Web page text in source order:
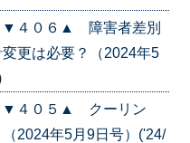
▼４０６▲ 障害者差別
更は必要？（2024年5
▼４０５▲ クーリン
2024年5月9日号）('24/